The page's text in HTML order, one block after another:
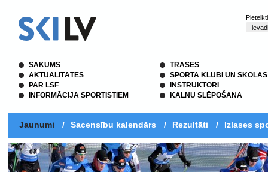
SĀKUMS
AKTUALITĀTES
PAR LSF
INFORMĀCIJA SPORTISTIEM
TRASES
SPORTA KLUBI UN SKOLAS
INSTRUKTORI
KALNU SLĒPOŠANA
Jaunumi / Sacensību kalendārs / Rezultāti / Izlases